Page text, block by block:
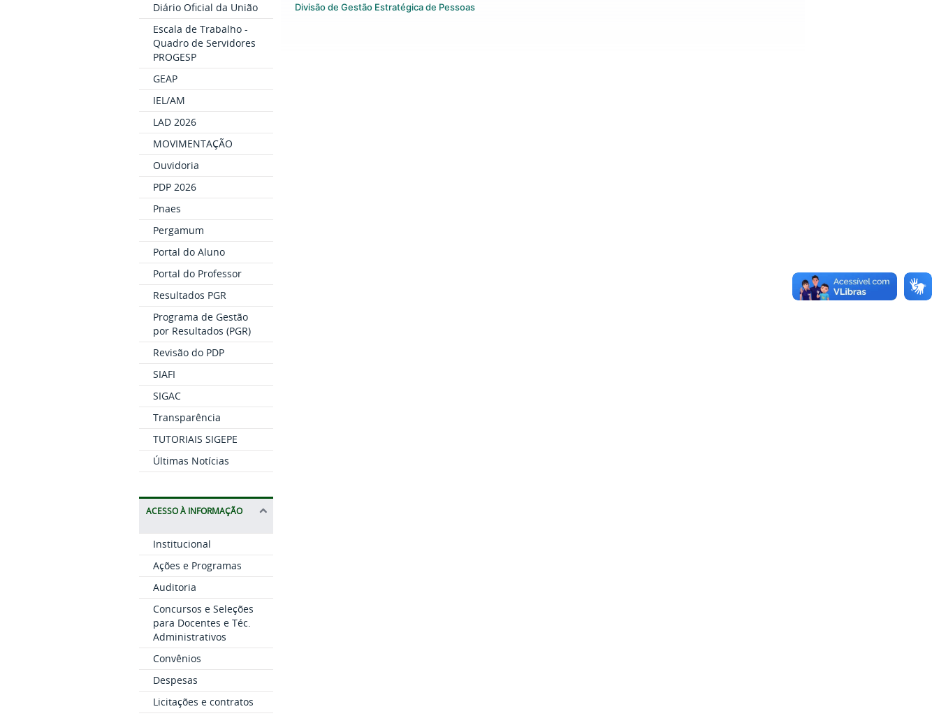
Diário Oficial da União
Escala de Trabalho -
Quadro de Servidores
PROGESP
GEAP
IEL/AM
LAD 2026
MOVIMENTAÇÃO
Ouvidoria
PDP 2026
Pnaes
Pergamum
Portal do Aluno
Portal do Professor
Resultados PGR
Programa de Gestão
por Resultados (PGR)
Revisão do PDP
SIAFI
SIGAC
Transparência
TUTORIAIS SIGEPE
Últimas Notícias
ACESSO À INFORMAÇÃO
Institucional
Ações e Programas
Auditoria
Concursos e Seleções
para Docentes e Téc.
Administrativos
Convênios
Despesas
Licitações e contratos
Divisão de Gestão Estratégica de Pessoas